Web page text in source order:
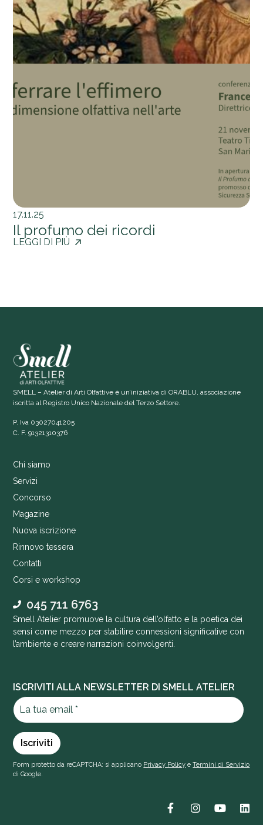
17.11.25
Il profumo dei ricordi
LEGGI DI PIÙ
SMELL – Atelier di Arti Olfattive è un’iniziativa di ORABLU, associazione
iscritta al Registro Unico Nazionale del Terzo Settore.
P. Iva 03027041205
C. F. 91321310376
Chi siamo
Servizi
Concorso
Magazine
Nuova iscrizione
Rinnovo tessera
Contatti
Corsi e workshop
045 711 6763
Smell Atelier promuove la cultura dell’olfatto e la poetica dei
sensi come mezzo per stabilire connessioni significative con
l’ambiente e creare narrazioni coinvolgenti.
ISCRIVITI ALLA NEWSLETTER DI SMELL ATELIER
Form protetto da reCAPTCHA: si applicano Privacy Policy eTermini di Servizio
di Google.